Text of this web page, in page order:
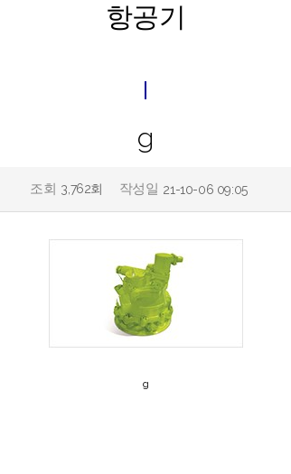
항공기
g
조회 3,762회 작성일 21-10-06 09:05
g